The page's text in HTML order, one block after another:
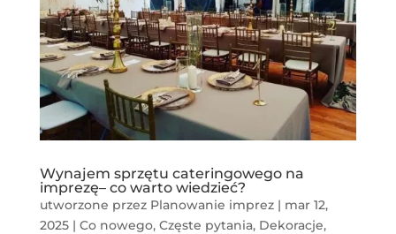
Wynajem sprzętu cateringowego na
imprezę– co warto wiedzieć?
utworzone przez Planowanie imprez| mar 12,
2025| Co nowego, Częste pytania, Dekoracje,